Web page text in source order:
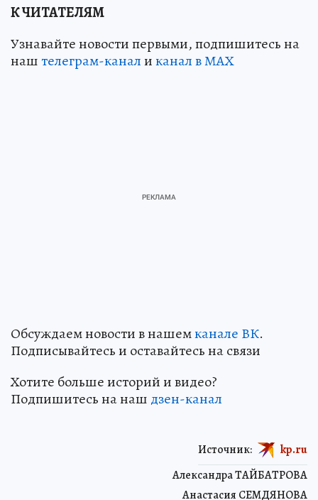
К ЧИТАТЕЛЯМ
Узнавайте новости первыми, подпишитесь на
наштелеграм-каналиканал в МАХ
Обсуждаем новости в нашемканале ВК.
Подписывайтесь и оставайтесь на связи
Хотите больше историй и видео?
Подпишитесь на наш дзен-канал
Александра ТАЙБАТРОВА
Анастасия СЕМДЯНОВА
Источник: kp.ru